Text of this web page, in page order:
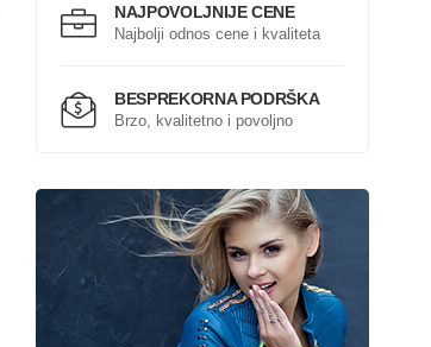
NAJPOVOLJNIJE CENE
Najbolji odnos cene i kvaliteta
BESPREKORNA PODRŠKA
Brzo, kvalitetno i povoljno